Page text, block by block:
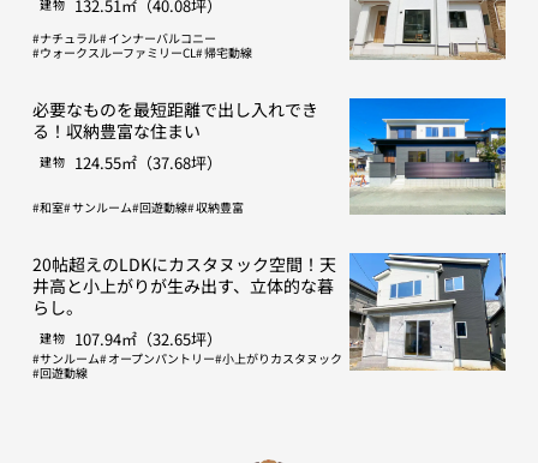
建物 132.51㎡（40.08坪）
ナチュラル インナーバルコニー
ウォークスルーファミリーCL 帰宅動線
必要なものを最短距離で出し入れでき
る！収納豊富な住まい
建物 124.55㎡（37.68坪）
和室 サンルーム 回遊動線 収納豊富
20帖超えのLDKにカスタヌック空間！天
井高と小上がりが生み出す、立体的な暮
らし。
建物 107.94㎡（32.65坪）
サンルーム オープンパントリー 小上がりカスタヌック
回遊動線